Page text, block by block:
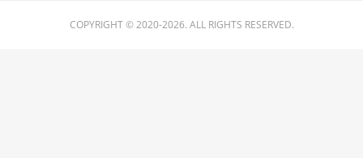
COPYRIGHT © 2020-2026. ALL RIGHTS RESERVED.